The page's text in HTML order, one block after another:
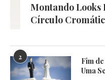
Montando Looks
Círculo
2
Fim
Uma